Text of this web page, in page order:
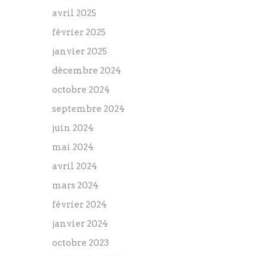
avril 2025
février 2025
janvier 2025
décembre 2024
octobre 2024
septembre 2024
juin 2024
mai 2024
avril 2024
mars 2024
février 2024
janvier 2024
octobre 2023